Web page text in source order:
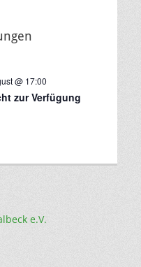
@ 17:00
zur Verfügung
e.V.